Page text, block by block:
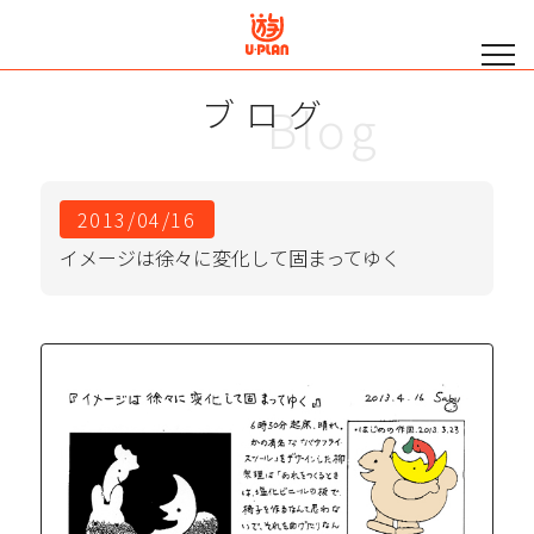
Blog
ブログ
2013/04/16
イメージは徐々に変化して固まってゆく